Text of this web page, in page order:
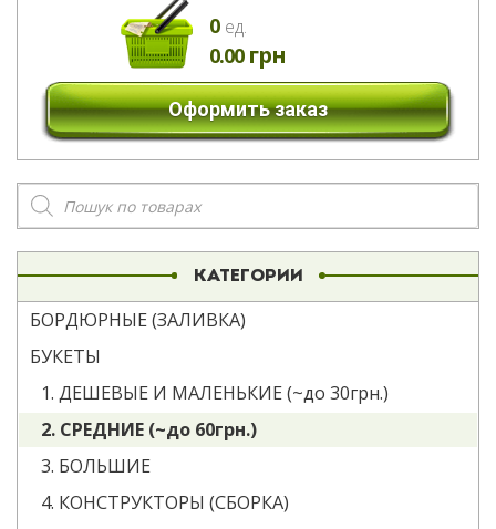
0eд.
0.00 грн
Оформить заказ
Поиск
товаров
КАТЕГОРИИ
БОРДЮРНЫЕ (ЗАЛИВКА)
БУКЕТЫ
1. ДЕШЕВЫЕ И МАЛЕНЬКИЕ (~до 30грн.)
2. СРЕДНИЕ (~до 60грн.)
3. БОЛЬШИЕ
4. КОНСТРУКТОРЫ (СБОРКА)